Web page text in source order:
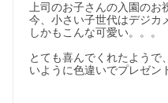
上司のお子さんの入園のお
今、小さい子世代はデジカ
しかもこんな可愛い。。。
とても喜んでくれたようで
いように色違いでプレゼン